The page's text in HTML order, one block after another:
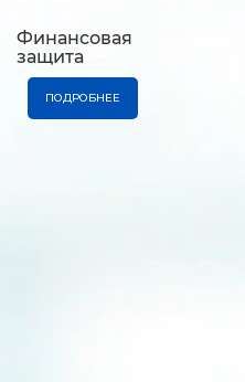
Финансовая
защита
ПОДРОБНЕЕ